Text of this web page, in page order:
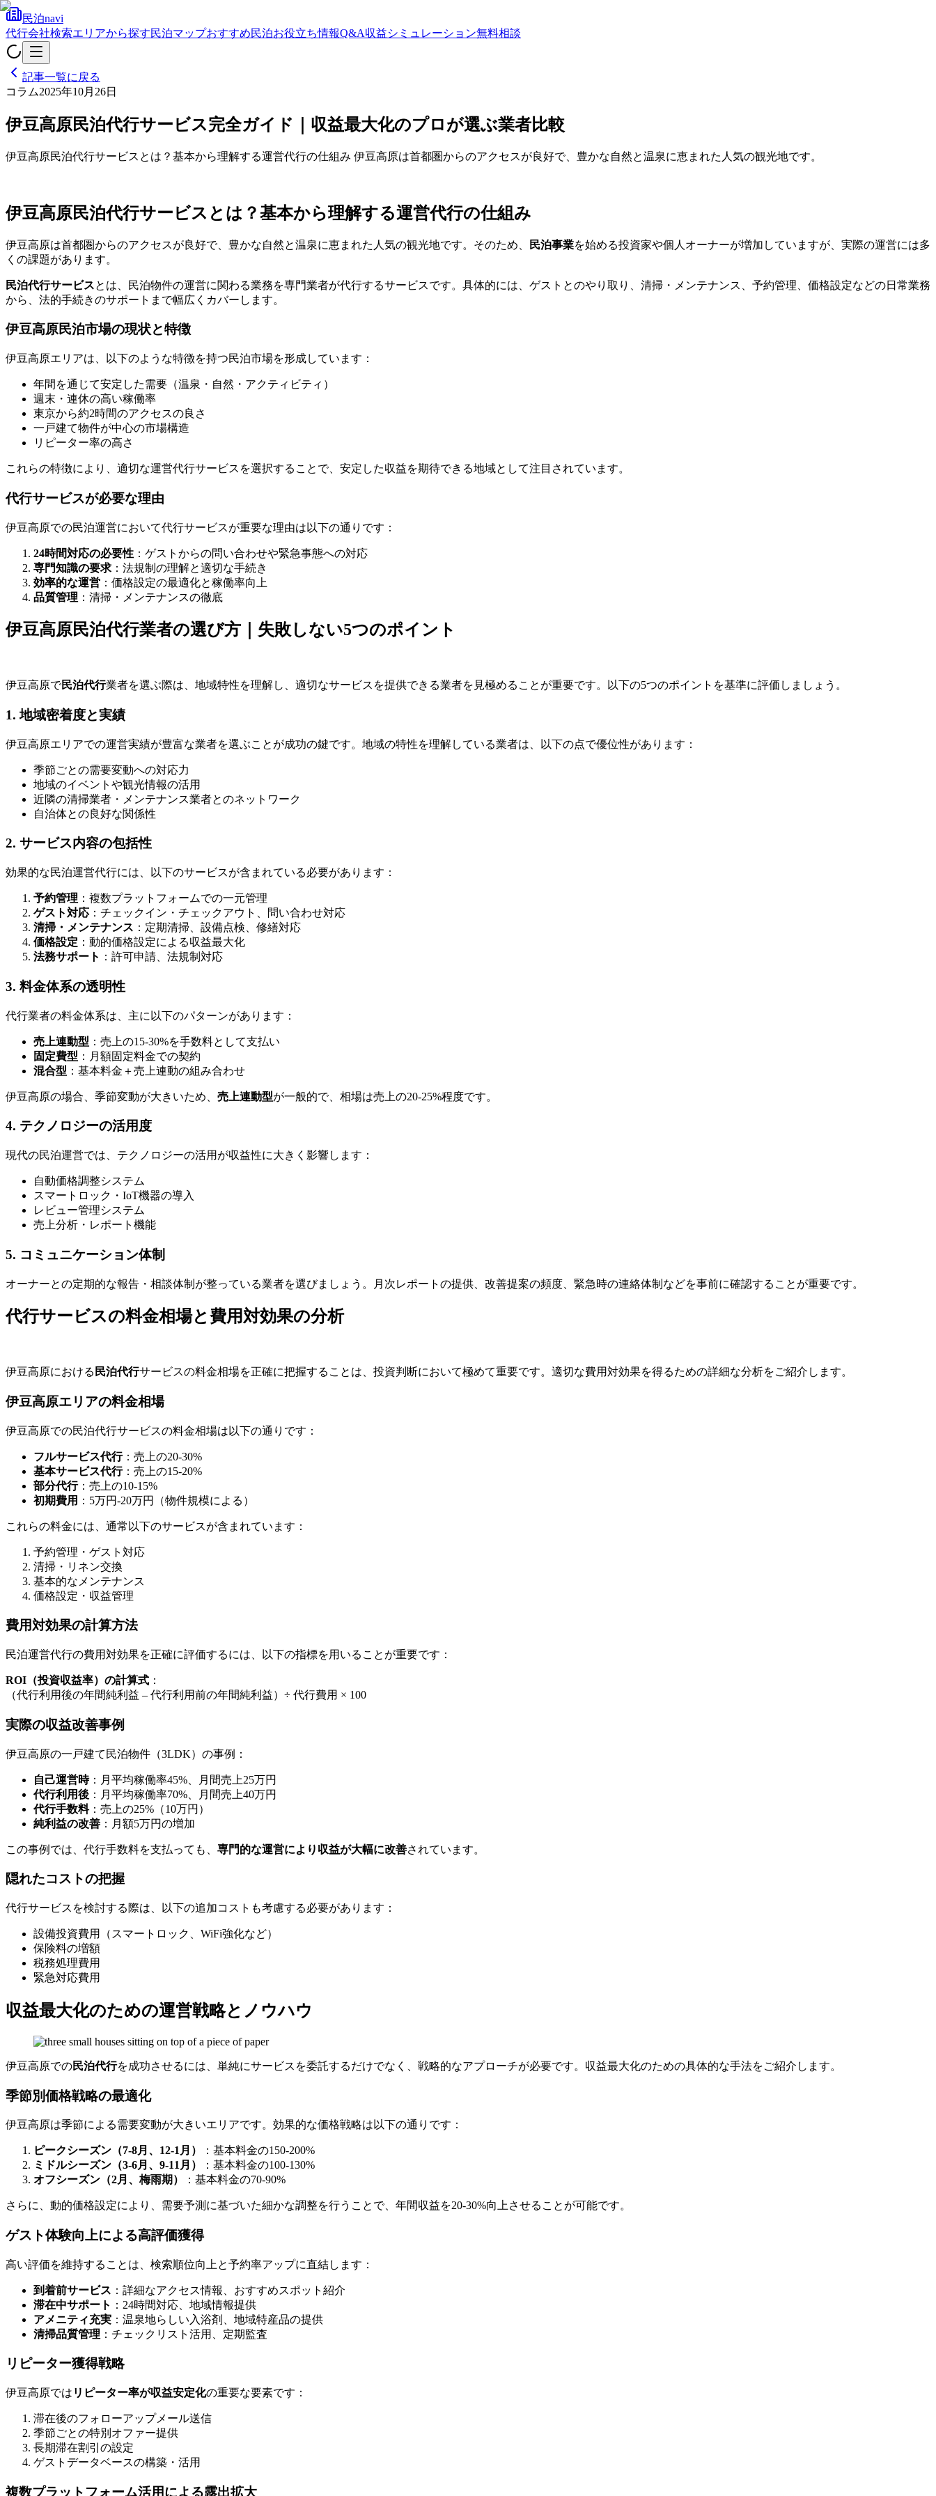
民泊navi
代行会社検索エリアから探す民泊マップおすすめ民泊お役立ち情報Q&A収益シミュレーション無料相談
記事一覧に戻る
コラム2025年10月26日
伊豆高原民泊代行サービス完全ガイド｜収益最大化のプロが選ぶ業者比較
伊豆高原民泊代行サービスとは？基本から理解する運営代行の仕組み 伊豆高原は首都圏からのアクセスが良好で、豊かな自然と温泉に恵まれた人気の観光地です。
伊豆高原民泊代行サービスとは？基本から理解する運営代行の仕組み
伊豆高原は首都圏からのアクセスが良好で、豊かな自然と温泉に恵まれた人気の観光地です。そのため、 民泊事業を始める投資家や個人オーナーが増加していますが、実際の運営には多
くの課題があります。
民泊代行サービスとは、民泊物件の運営に関わる業務を専門業者が代行するサービスです。具体的には、ゲストとのやり取り、清掃・メンテナンス、予約管理、価格設定などの日常業務
から、法的手続きのサポートまで幅広くカバーします。
伊豆高原民泊市場の現状と特徴
伊豆高原エリアは、以下のような特徴を持つ民泊市場を形成しています：
年間を通じて安定した需要（温泉・自然・アクティビティ）
週末・連休の高い稼働率
東京から約2時間のアクセスの良さ
一戸建て物件が中心の市場構造
リピーター率の高さ
これらの特徴により、適切な運営代行サービスを選択することで、安定した収益を期待できる地域として注目されています。
代行サービスが必要な理由
伊豆高原での民泊運営において代行サービスが重要な理由は以下の通りです：
24時間対応の必要性 ：ゲストからの問い合わせや緊急事態への対応
専門知識の要求 ：法規制の理解と適切な手続き
効率的な運営 ：価格設定の最適化と稼働率向上
品質管理 ：清掃・メンテナンスの徹底
伊豆高原民泊代行業者の選び方｜失敗しない5つのポイント
伊豆高原で民泊代行業者を選ぶ際は、地域特性を理解し、適切なサービスを提供できる業者を見極めることが重要です。以下の5つのポイントを基準に評価しましょう。
1. 地域密着度と実績
伊豆高原エリアでの運営実績が豊富な業者を選ぶことが成功の鍵です。地域の特性を理解している業者は、以下の点で優位性があります：
季節ごとの需要変動への対応力
地域のイベントや観光情報の活用
近隣の清掃業者・メンテナンス業者とのネットワーク
自治体との良好な関係性
2. サービス内容の包括性
効果的な民泊運営代行には、以下のサービスが含まれている必要があります：
予約管理 ：複数プラットフォームでの一元管理
ゲスト対応 ：チェックイン・チェックアウト、問い合わせ対応
清掃・メンテナンス ：定期清掃、設備点検、修繕対応
価格設定 ：動的価格設定による収益最大化
法務サポート ：許可申請、法規制対応
3. 料金体系の透明性
代行業者の料金体系は、主に以下のパターンがあります：
売上連動型 ：売上の15-30%を手数料として支払い
固定費型 ：月額固定料金での契約
混合型 ：基本料金＋売上連動の組み合わせ
伊豆高原の場合、季節変動が大きいため、 売上連動型が一般的で、相場は売上の20-25%程度です。
4. テクノロジーの活用度
現代の民泊運営では、テクノロジーの活用が収益性に大きく影響します：
自動価格調整システム
スマートロック・IoT機器の導入
レビュー管理システム
売上分析・レポート機能
5. コミュニケーション体制
オーナーとの定期的な報告・相談体制が整っている業者を選びましょう。月次レポートの提供、改善提案の頻度、緊急時の連絡体制などを事前に確認することが重要です。
代行サービスの料金相場と費用対効果の分析
伊豆高原における 民泊代行サービスの料金相場を正確に把握することは、投資判断において極めて重要です。適切な費用対効果を得るための詳細な分析をご紹介します。
伊豆高原エリアの料金相場
伊豆高原での民泊代行サービスの料金相場は以下の通りです：
フルサービス代行：売上の20-30%
基本サービス代行：売上の15-20%
部分代行：売上の10-15%
初期費用 ：5万円-20万円（物件規模による）
これらの料金には、通常以下のサービスが含まれています：
予約管理・ゲスト対応
清掃・リネン交換
基本的なメンテナンス
価格設定・収益管理
費用対効果の計算方法
民泊運営代行の費用対効果を正確に評価するには、以下の指標を用いることが重要です：
ROI（投資収益率）の計算式 ：
（代行利用後の年間純利益 – 代行利用前の年間純利益）÷ 代行費用 × 100
実際の収益改善事例
伊豆高原の一戸建て民泊物件（3LDK）の事例：
自己運営時：月平均稼働率45%、月間売上25万円
代行利用後 ：月平均稼働率70%、月間売上40万円
代行手数料：売上の25%（10万円）
純利益の改善 ：月額5万円の増加
この事例では、代行手数料を支払っても、 専門的な運営により収益が大幅に改善されています。
隠れたコストの把握
代行サービスを検討する際は、以下の追加コストも考慮する必要があります：
設備投資費用（スマートロック、WiFi強化など）
保険料の増額
税務処理費用
緊急対応費用
収益最大化のための運営戦略とノウハウ
伊豆高原での民泊代行を成功させるには、単純にサービスを委託するだけでなく、戦略的なアプローチが必要です。収益最大化のための具体的な手法をご紹介します。
季節別価格戦略の最適化
伊豆高原は季節による需要変動が大きいエリアです。効果的な価格戦略は以下の通りです：
ピークシーズン（7-8月、12-1月）
：基本料金の150-200%
ミドルシーズン（3-6月、9-11月）
：基本料金の100-130%
オフシーズン（2月、梅雨期）
：基本料金の70-90%
さらに、動的価格設定により、需要予測に基づいた細かな調整を行うことで、年間収益を20-30%向上させることが可能です。
ゲスト体験向上による高評価獲得
高い評価を維持することは、検索順位向上と予約率アップに直結します：
到着前サービス ：詳細なアクセス情報、おすすめスポット紹介
滞在中サポート ：24時間対応、地域情報提供
アメニティ充実 ：温泉地らしい入浴剤、地域特産品の提供
清掃品質管理 ：チェックリスト活用、定期監査
リピーター獲得戦略
伊豆高原では リピーター率が収益安定化の重要な要素です：
滞在後のフォローアップメール送信
季節ごとの特別オファー提供
長期滞在割引の設定
ゲストデータベースの構築・活用
複数プラットフォーム活用による露出拡大